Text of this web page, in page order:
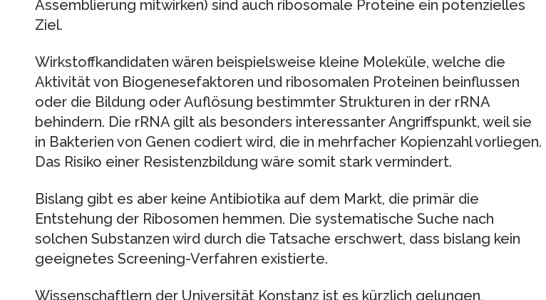
Assemblierung mitwirken) sind auch ribosomale Proteine ein potenzielles
Ziel.
Wirkstoffkandidaten wären beispielsweise kleine Moleküle, welche die
Aktivität von Biogenesefaktoren und ribosomalen Proteinen beinflussen
oder die Bildung oder Auflösung bestimmter Strukturen in der rRNA
behindern. Die rRNA gilt als besonders interessanter Angriffspunkt, weil sie
in Bakterien von Genen codiert wird, die in mehrfacher Kopienzahl vorliegen.
Das Risiko einer Resistenzbildung wäre somit stark vermindert.
Bislang gibt es aber keine Antibiotika auf dem Markt, die primär die
Entstehung der Ribosomen hemmen. Die systematische Suche nach
solchen Substanzen wird durch die Tatsache erschwert, dass bislang kein
geeignetes Screening-Verfahren existierte.
Wissenschaftlern der Universität Konstanz ist es kürzlich gelungen,